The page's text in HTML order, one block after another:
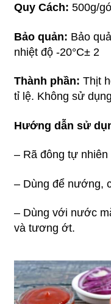
Quy Cách:500g/
Bảo quản: Bảo
nhiệt độ -20°C± 2
Thành phần:Thịt
tỉ lệ. Không sử
Hướng dẫn sử
– Rã đông tự nhiên
– Dùng để nướng,
– Dùng với nước
và tương ớt.